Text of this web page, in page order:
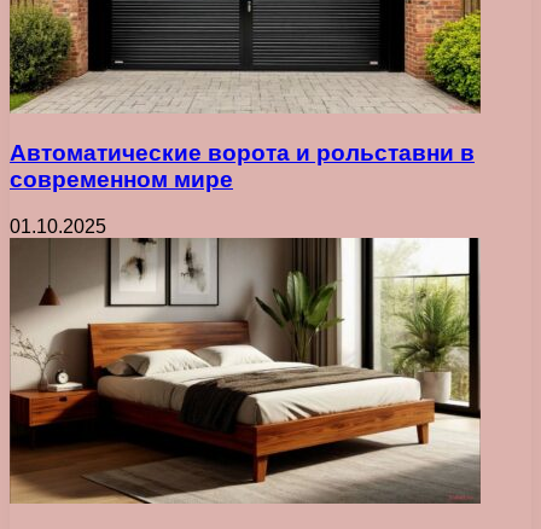
Автоматические ворота и рольставни в
современном мире
01.10.2025